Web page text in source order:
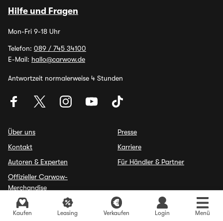
Kaufen Leasing Verkaufen Login Menü
Hilfe und Fragen
Mon-Fri 9-18 Uhr
Telefon: 089 / 745 34100
E-Mail: hallo@carwow.de
Antwortzeit normalerweise 4 Stunden
Über uns
Kontakt
Autoren & Experten
Offizieller Carwow-
Merchandise
Presse
Karriere
Für Händler & Partner